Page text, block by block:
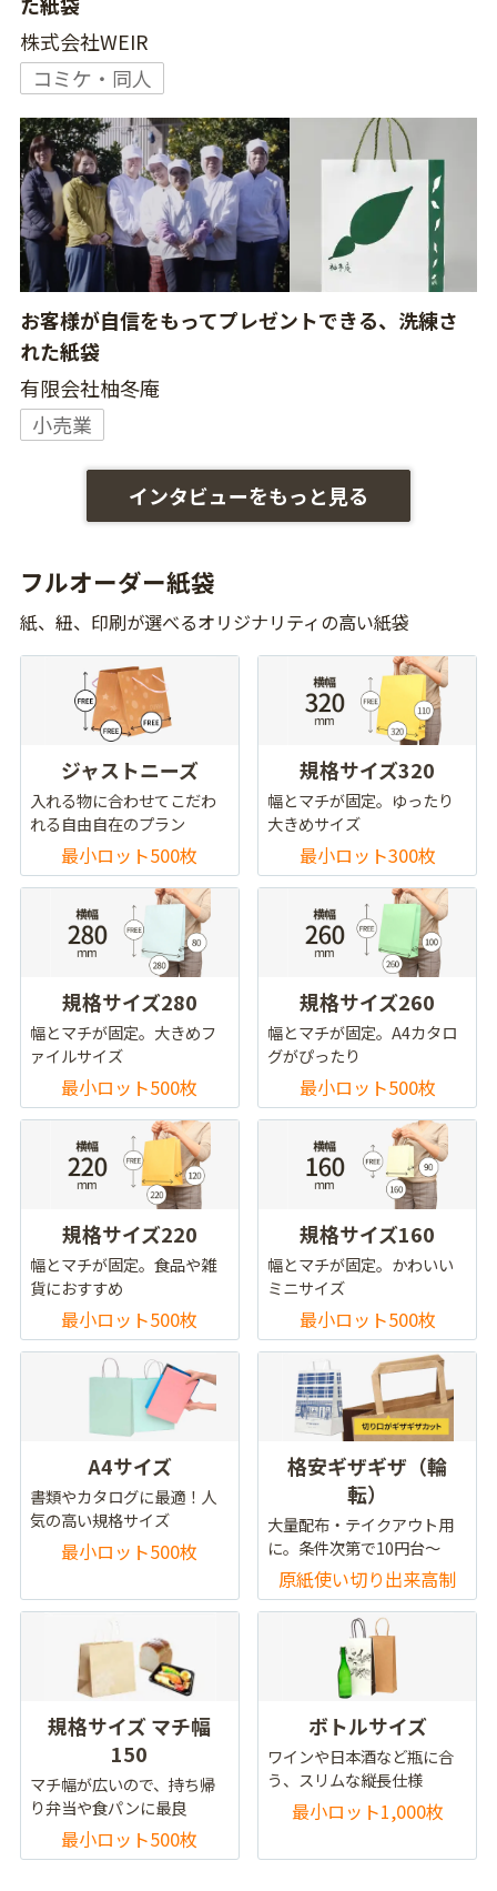
株式会社WEIR
コミケ・同人
お客様が自信をもってプレゼントできる、洗練さ
れた紙袋
有限会社柚冬庵
小売業
インタビューをもっと見る
フルオーダー紙袋
紙、紐、印刷が選べるオリジナリティの高い紙袋
ジャストニーズ
入れる物に合わせてこだわ
れる自由自在のプラン
最小ロット500枚
規格サイズ320
幅とマチが固定。ゆったり
大きめサイズ
最小ロット300枚
規格サイズ280
幅とマチが固定。大きめフ
ァイルサイズ
最小ロット500枚
規格サイズ260
幅とマチが固定。A4カタロ
グがぴったり
最小ロット500枚
規格サイズ220
幅とマチが固定。食品や雑
貨におすすめ
最小ロット500枚
規格サイズ160
幅とマチが固定。かわいい
ミニサイズ
最小ロット500枚
A4サイズ
書類やカタログに最適！人
気の高い規格サイズ
最小ロット500枚
格安ギザギザ（輪
転）
大量配布・テイクアウト用
に。条件次第で10円台～
原紙使い切り出来高制
規格サイズ マチ幅
150
マチ幅が広いので、持ち帰
り弁当や食パンに最良
最小ロット500枚
ボトルサイズ
ワインや日本酒など瓶に合
う、スリムな縦長仕様
最小ロット1,000枚